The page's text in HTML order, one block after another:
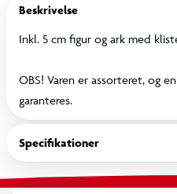
Beskrivelse
Inkl. 5 cm figur og ark med
OBS! Varen er assorteret, og
garanteres.
Specifikationer